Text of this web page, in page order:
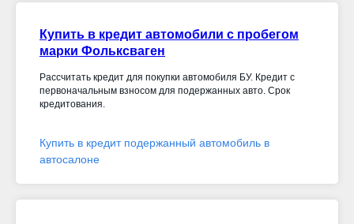
Купить в кредит автомобили с пробегом
марки Фольксваген
Рассчитать кредит для покупки автомобиля БУ. Кредит с
первоначальным взносом для подержанных авто. Срок
кредитования.
Купить в кредит подержанный автомобиль в
автосалоне